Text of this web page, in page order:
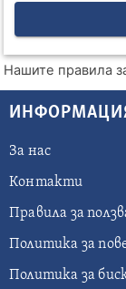
Нашите правила
За нас
Контакти
Правила за
Политика за
Политика за